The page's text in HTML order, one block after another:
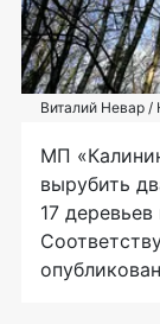
Виталий Невар /
МП
вырубить
17